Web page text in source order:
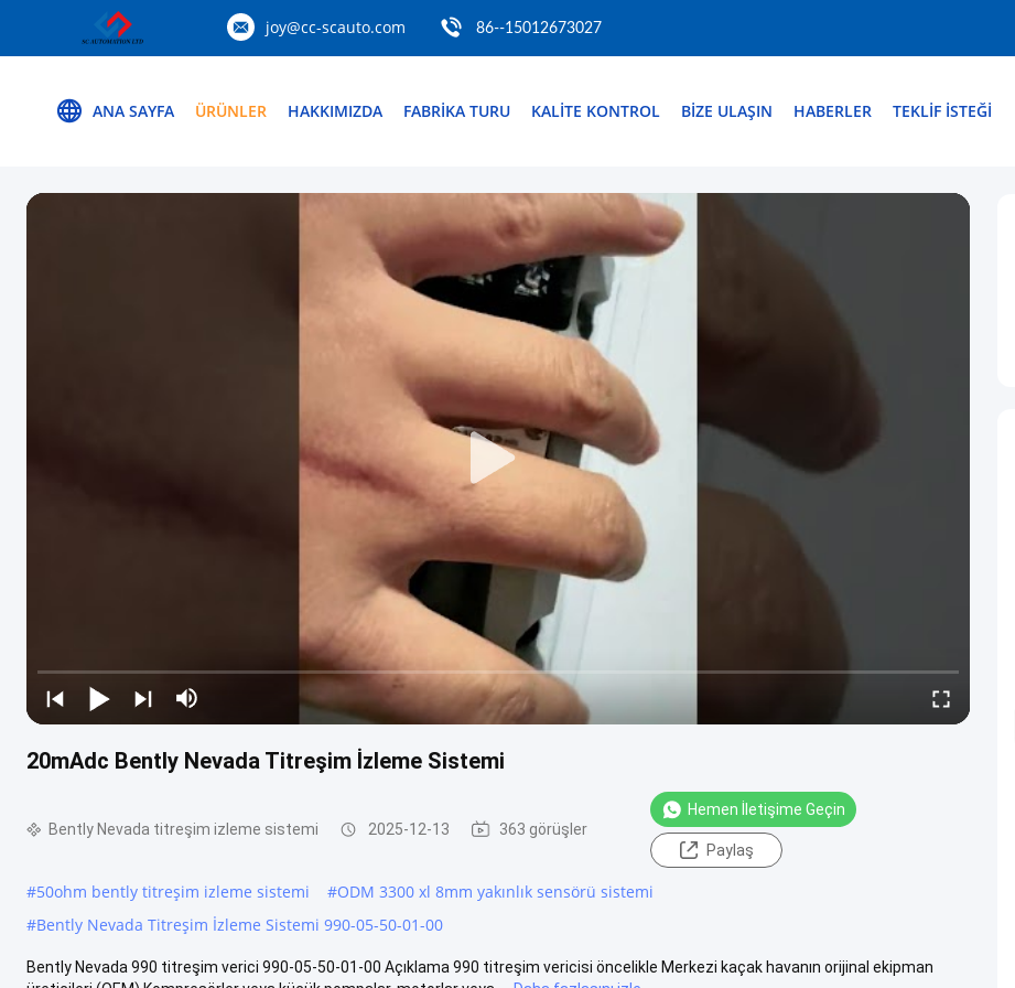
joy@cc-scauto.com 86--15012673027
ANA SAYFA ÜRÜNLER HAKKIMIZDA FABRIKA TURU KALITE KONTROL BIZE ULAŞIN HABERLER TEKLIF ISTEĞI
20mAdc Bently Nevada Titreşim İzleme Sistemi
Bently Nevada titreşim izleme sistemi 2025-12-13 363 görüşler
Hemen İletişime Geçin
Paylaş
#50ohm bently titreşim izleme sistemi #ODM 3300 xl 8mm yakınlık sensörü sistemi
#Bently Nevada Titreşim İzleme Sistemi 990-05-50-01-00
Bently Nevada 990 titreşim verici 990-05-50-01-00 Açıklama 990 titreşim vericisi öncelikle Merkezi kaçak havanın orijinal ekipman